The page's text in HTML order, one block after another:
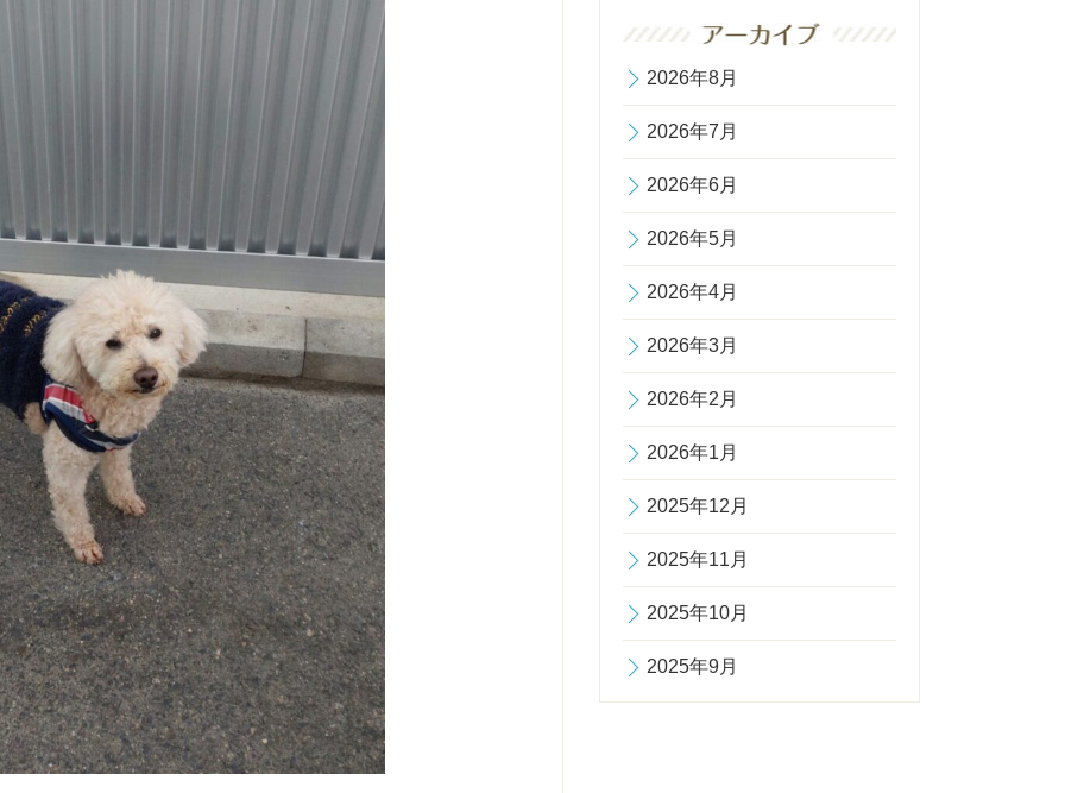
2026年8月
2026年7月
2026年6月
2026年5月
2026年4月
2026年3月
2026年2月
2026年1月
2025年12月
2025年11月
2025年10月
2025年9月